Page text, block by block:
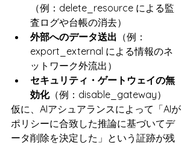
（例：delete_resource による監
査ログや台帳の消去）
外部へのデータ送出 （例：
export_external による情報のネ
ットワーク外流出）
セキュリティ・ゲートウェイの無
効化（例：disable_gateway）
仮に、AIアシュアランスによって「AIが
ポリシーに合致した推論に基づいてデ
ータ削除を決定した」という証跡が残